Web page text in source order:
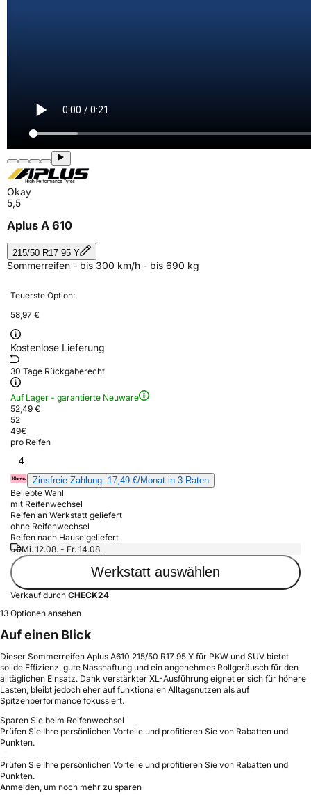
Okay
5,5
Aplus A 610
215/50 R17 95 Y
Sommerreifen - bis 300 km/h - bis 690 kg
Teuerste Option:
58,97 €
Kostenlose Lieferung
30 Tage Rückgaberecht
Auf Lager - garantierte Neuware
52,49 €
52
49€
pro Reifen
4
Zinsfreie Zahlung: 17,49 €/Monat in 3 Raten
Beliebte Wahl
mit Reifenwechsel
Reifen an Werkstatt geliefert
ohne Reifenwechsel
Reifen nach Hause geliefert
Mi. 12.08. - Fr. 14.08.
Werkstatt auswählen
Verkauf durch CHECK24
13 Optionen ansehen
Auf einen Blick
Dieser Sommerreifen Aplus A610 215/50 R17 95 Y für PKW und SUV bietet
solide Effizienz, gute Nasshaftung und ein angenehmes Rollgeräusch für den
alltäglichen Einsatz. Dank verstärkter XL-Ausführung eignet er sich für höhere
Lasten, bleibt jedoch eher auf funktionalen Alltagsnutzen als auf
Spitzenperformance fokussiert.
Sparen Sie beim Reifenwechsel
Prüfen Sie Ihre persönlichen Vorteile und profitieren Sie von Rabatten und
Punkten.
Prüfen Sie Ihre persönlichen Vorteile und profitieren Sie von Rabatten und
Punkten.
Anmelden, um noch mehr zu sparen